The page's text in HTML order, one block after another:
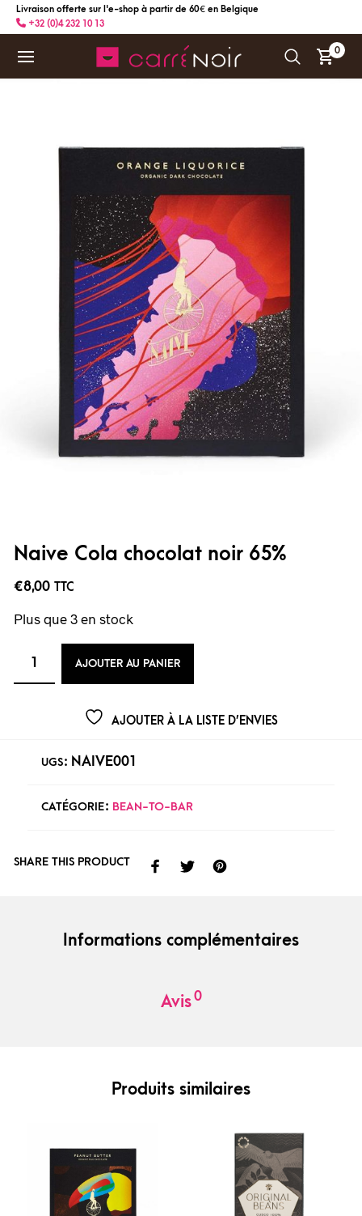
Livraison offerte sur l'e-shop à partir de 60 € en Belgique
+32 (0)4 232 10 13
0
Naive Cola chocolat noir 65%
€8,00 TTC
Plus que 3 en stock
AJOUTER AU PANIER
AJOUTER À LA LISTE D’ENVIES
UGS : NAIVE001
CATÉGORIE : BEAN-TO-BAR
SHARE THIS PRODUCT
Informations complémentaires
Avis0
Produits similaires